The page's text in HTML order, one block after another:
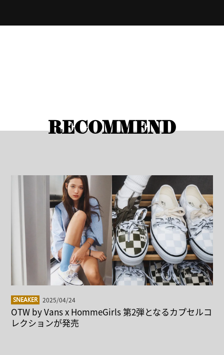
RECOMMEND
SNEAKER 2025/04/24
OTW by Vans x HommeGirls 第2弾となるカプセルコ
レクションが発売